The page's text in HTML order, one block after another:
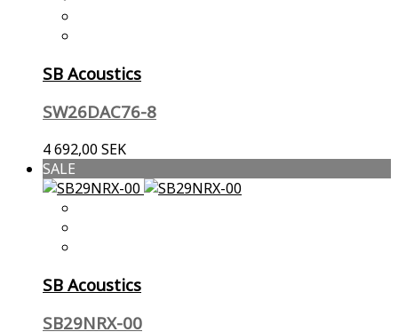
SB Acoustics
SW26DAC76-8
4 692,00 SEK
SALE
SB Acoustics
SB29NRX-00